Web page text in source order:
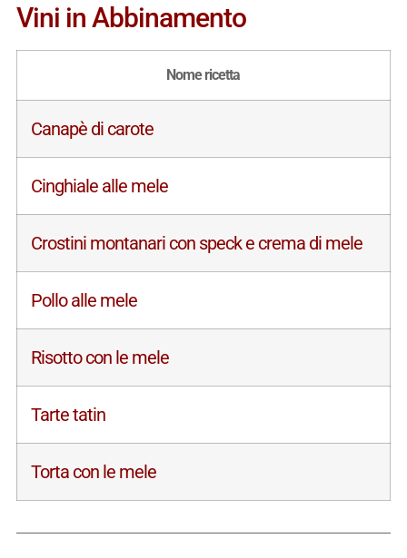
Vini in Abbinamento
Nome ricetta
Canapè di carote
Cinghiale alle mele
Crostini montanari con speck e crema di mele
Pollo alle mele
Risotto con le mele
Tarte tatin
Torta con le mele